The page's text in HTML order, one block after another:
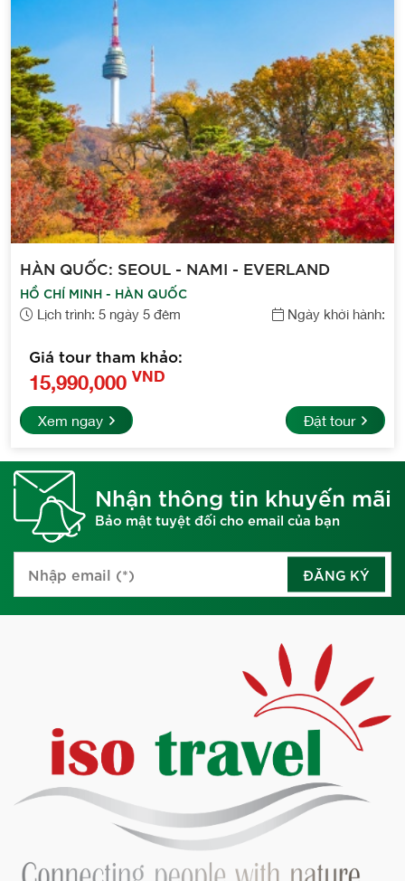
HÀN QUỐC: SEOUL - NAMI - EVERLAND
HỒ CHÍ MINH - HÀN QUỐC
Lịch trình: 5 ngày 5 đêm Ngày khởi hành:
Giá tour tham khảo:
15,990,000 VND
Xem ngay Đặt tour
Nhận thông tin khuyến mãi
Bảo mật tuyệt đối cho email của bạn
ĐĂNG KÝ